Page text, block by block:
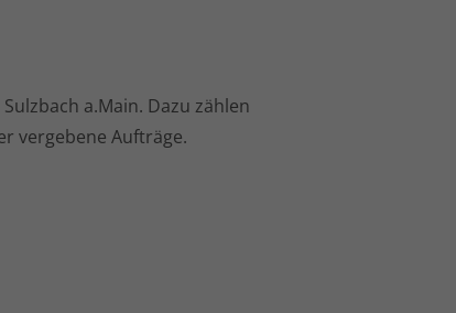
a.Main. Dazu zählen
vergebene Aufträge.